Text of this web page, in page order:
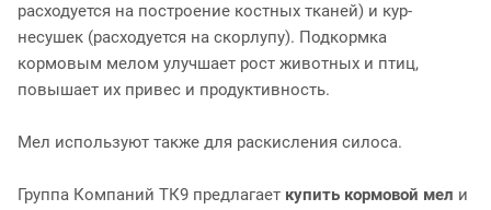
расходуется на построение костных тканей) и кур-
несушек (расходуется на скорлупу). Подкормка
кормовым мелом улучшает рост животных и птиц,
повышает их привес и продуктивность.
Мел используют также для раскисления силоса.
Группа Компаний ТК9 предлагает купить кормовой мел и